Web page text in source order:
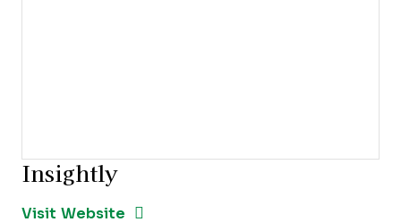
Insightly
Visit Website Opens New Window